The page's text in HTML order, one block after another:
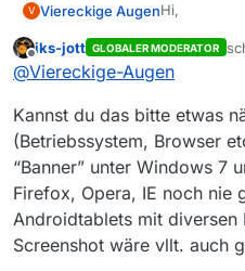
V Viereckige AugenHi,
Wenn ich
erscheint
permission
meiner
tue, und
einem
nach, ob
Deshalb
möglich ist.
Man kann
halt bei
nach. Den
los, weil es
sozialen
In den
alles
nicht gie für
es die
Vielen Dank
Offline
iks-jott GLOBALER MODERATOR
@Viereckige-Augen
Kannst du das bitte etwas
(Betriebssystem, Browser
“Banner” unter Windows 7
Firefox, Opera, IE noch nie
Androidtablets mit diversen
Screenshot wäre vllt. auch